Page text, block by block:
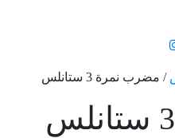
تخزين
مضرب نمرة 3 ستانلس